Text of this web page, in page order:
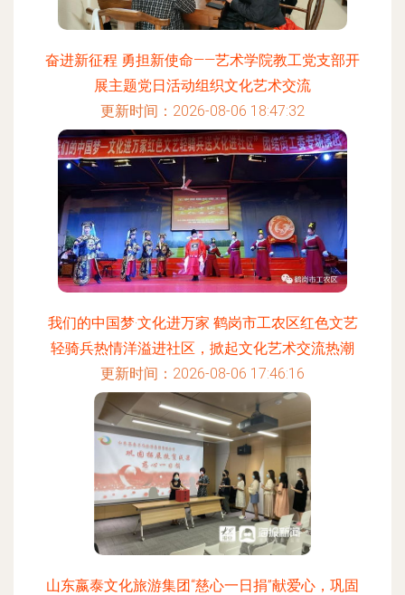
奋进新征程 勇担新使命——艺术学院教工党支部开
展主题党日活动组织文化艺术交流
更新时间：2026-08-06 18:47:32
我们的中国梦·文化进万家 鹤岗市工农区红色文艺
轻骑兵热情洋溢进社区，掀起文化艺术交流热潮
更新时间：2026-08-06 17:46:16
山东嬴泰文化旅游集团“慈心一日捐”献爱心，巩固